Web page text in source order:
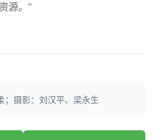
源。”
；摄影：刘汉平、梁永生